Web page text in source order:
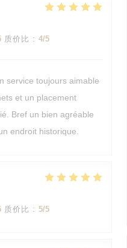
质价比 : 4/5
service toujours aimable
et un placement
Bref un bien agréable
endroit historique.
质价比 : 5/5